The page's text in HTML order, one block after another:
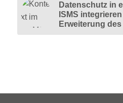
Datenschutz in
ISMS
Erweiterung